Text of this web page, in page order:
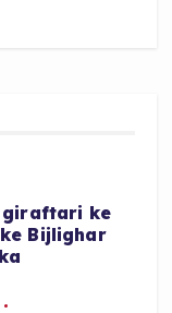
giraftari ke
Bijlighar